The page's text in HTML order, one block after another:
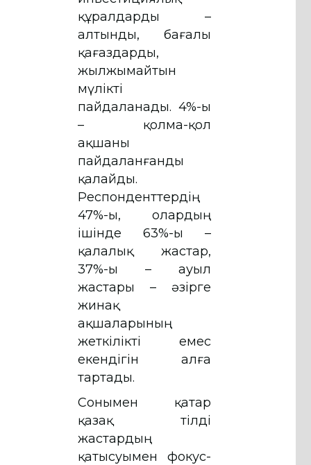
құралдарды –
алтынды, бағалы
қағаздарды,
жылжымайтын
мүлікті
пайдаланады. 4%-ы
– қолма-қол
ақшаны
пайдаланғанды
қалайды.
Респонденттердің
47%-ы, олардың
ішінде 63%-ы –
қалалық жастар,
37%-ы – ауыл
жастары – әзірге
жинақ
ақшаларының
жеткілікті емес
екендігін алға
тартады.
Сонымен қатар
қазақ тілді
жастардың
қатысуымен фокус-